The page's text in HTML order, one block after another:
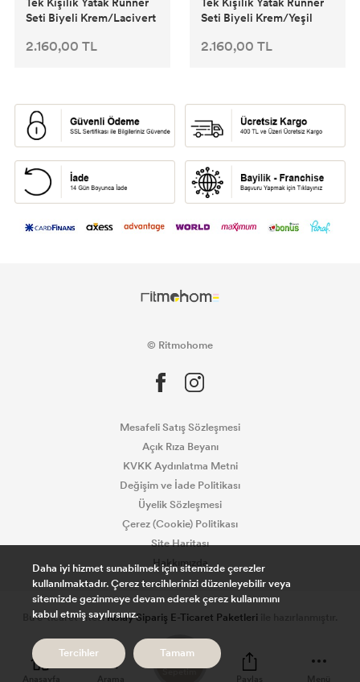
Anasayfa Arama
Sepetim
Paylaş Menü
Tek Kişilik Yatak Runner
Seti Biyeli Krem/Lacivert
2.160,00 TL
Tek Kişilik Yatak Runner
Seti Biyeli Krem/Yeşil
2.160,00 TL
© Ritmohome
Mesafeli Satış Sözleşmesi
Açık Rıza Beyanı
KVKK Aydınlatma Metni
Değişim ve İade Politikası
Üyelik Sözleşmesi
Çerez (Cookie) Politikası
Site Haritası
Hakkımızda
Bu e-ticaret sitesiKolay Sipariş E-Ticaret Paketleri
Daha iyi hizmet sunabilmek için sitemizde çerezler
kullanılmaktadır. Çerez tercihlerinizi düzenleyebilir veya
sitemizde gezinmeye devam ederek çerez kullanımını
kabul etmiş sayılırsınız.
Tercihler Tamam